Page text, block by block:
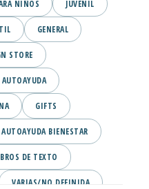
NIÑOS JUVENIL
GENERAL
STORE
GIFTS
AUTOAYUDA BIENESTAR
DE TEXTO
VARIAS/NO DEFINIDA